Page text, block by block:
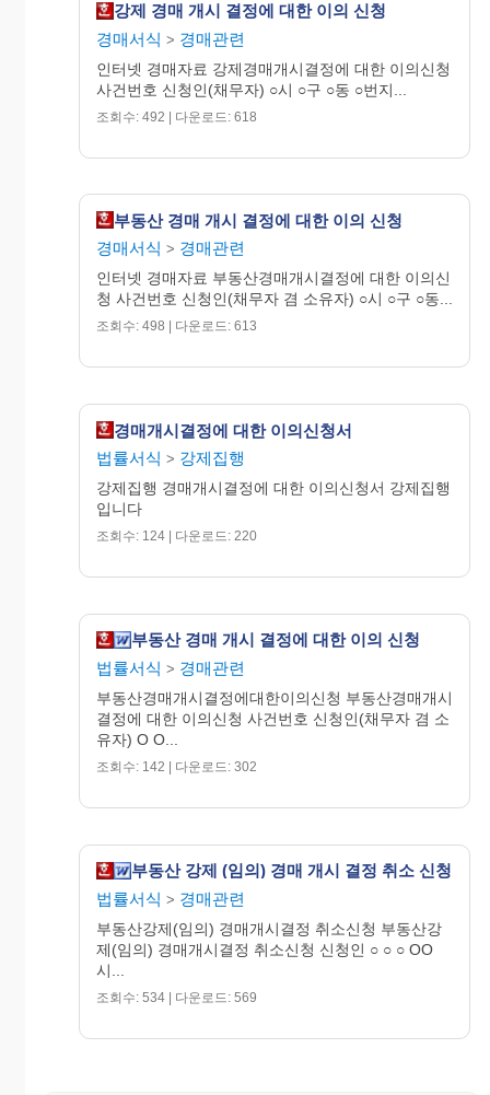
연락처(☎)
지방법원
☞유의사항
1) 이해관계인은 매각대금을 완납할 때까지 법원
에 개시결정에 대한 이의신청을 할 수 있고 이
요건이기도 하므로, 그 실효와 같은 사유는 그
후에 발생한 것이라도 무방합니다.
2) 신청서에는 1,000원의 인지를 붙여 1통을 집행
법원에 제출하고, 이의재판정본 송달료를(2회
분) 납부하여야 합니다.
강제 경매 개시 결정에 대한 이의 신청
경매서식 > 경매관련
인터넷 경매자료 강제경매개시결정에 대한 이의신청
사건번호 신청인(채무자) ○시 ○구 ○동 ○번지...
조회수: 492 | 다운로드: 618
부동산 경매 개시 결정에 대한 이의 신청
경매서식 > 경매관련
인터넷 경매자료 부동산경매개시결정에 대한 이의신
청 사건번호 신청인(채무자 겸 소유자) ○시 ○구 ○동...
조회수: 498 | 다운로드: 613
경매개시결정에 대한 이의신청서
법률서식 > 강제집행
강제집행 경매개시결정에 대한 이의신청서 강제집행
입니다
조회수: 124 | 다운로드: 220
부동산 경매 개시 결정에 대한 이의 신청
법률서식 > 경매관련
부동산경매개시결정에대한이의신청 부동산경매개시
결정에 대한 이의신청 사건번호 신청인(채무자 겸 소
유자) O O...
조회수: 142 | 다운로드: 302
부동산 강제 (임의) 경매 개시 결정 취소 신청
법률서식 > 경매관련
부동산강제(임의) 경매개시결정 취소신청 부동산강
제(임의) 경매개시결정 취소신청 신청인 ○ ○ ○ OO
시...
조회수: 534 | 다운로드: 569